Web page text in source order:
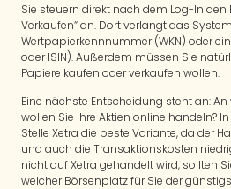
Sie steuern direkt nach dem Log-In den
Verkaufen“ an. Dort verlangt das
Wertpapierkennnummer (WKN) oder
oder ISIN). Außerdem müssen Sie
Papiere kaufen oder verkaufen wollen.
Eine nächste Entscheidung steht an:
wollen Sie Ihre Aktien online handeln?
Stelle Xetra die beste Variante, da der
und auch die Transaktionskosten
nicht auf Xetra gehandelt wird, sollten
welcher Börsenplatz für Sie der